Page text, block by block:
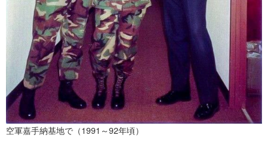
空軍嘉手納基地で（1991～92年頃）